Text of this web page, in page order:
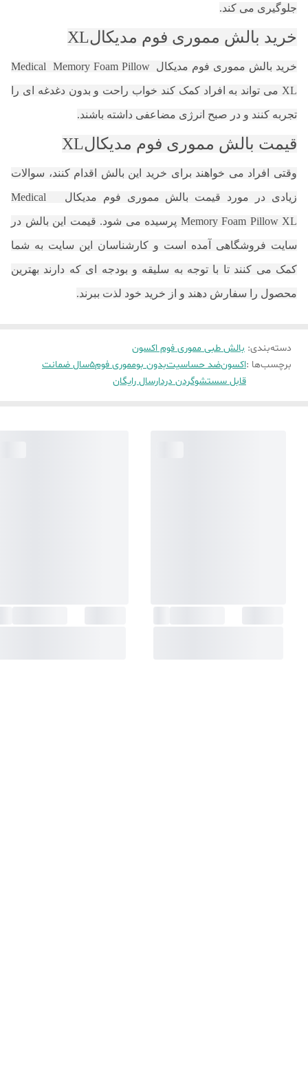
جلوگیری می کند.
خرید بالش مموری فوم مدیکالXL
خرید بالش مموری فوم مدیکال Medical Memory Foam Pillow
XL می تواند به افراد کمک کند خواب راحت و بدون دغدغه ای را
تجربه کنند و در صبح انرژی مضاعفی داشته باشند.
قیمت بالش مموری فوم مدیکالXL
وقتی افراد می خواهند برای خرید این بالش اقدام کنند، سوالات
زیادی در مورد قیمت بالش مموری فوم مدیکال Medical
Memory Foam Pillow XL پرسیده می شود. قیمت این بالش در
سایت فروشگاهی آمده است و کارشناسان این سایت به شما
کمک می کنند تا با توجه به سلیقه و بودجه ای که دارند بهترین
محصول را سفارش دهند و از خرید خود لذت ببرند.
دسته‌بندی: بالش طبی مموری فوم اکسون
برچسب‌ها :اکسونضد حساسیتبدون بومموری فوم5سال ضمانت
قابل سستشوگردن دردارسال رایگان